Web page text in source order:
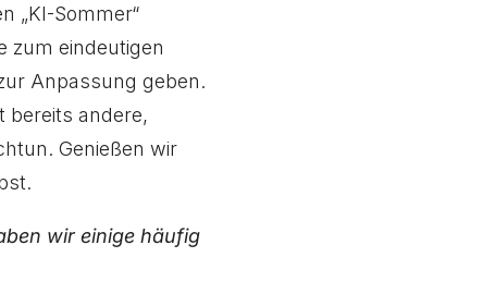
„KI-Sommer“
zum eindeutigen
Anpassung geben.
bereits andere,
Genießen wir
wir einige häufig